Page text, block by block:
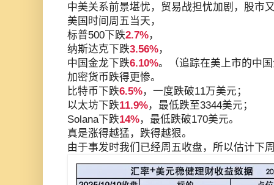
中美关系前景堪忧，贸易战担忧加剧，股市
美国时间周五当天，
标普500下跌2.7%，
纳斯达克下跌3.56%，
中国金龙下跌6.10%。（追踪在美上市的中
加密货币跌得更惨。
比特币下跌6.5%，一度跌破11万美元；
以太坊下跌11.9%，最低跌至3344美元；
Solana下跌14%，最低跌破170美元。
真是涨得越猛，跌得越狠。
由于事发时我们已经周五收盘，所以估计下